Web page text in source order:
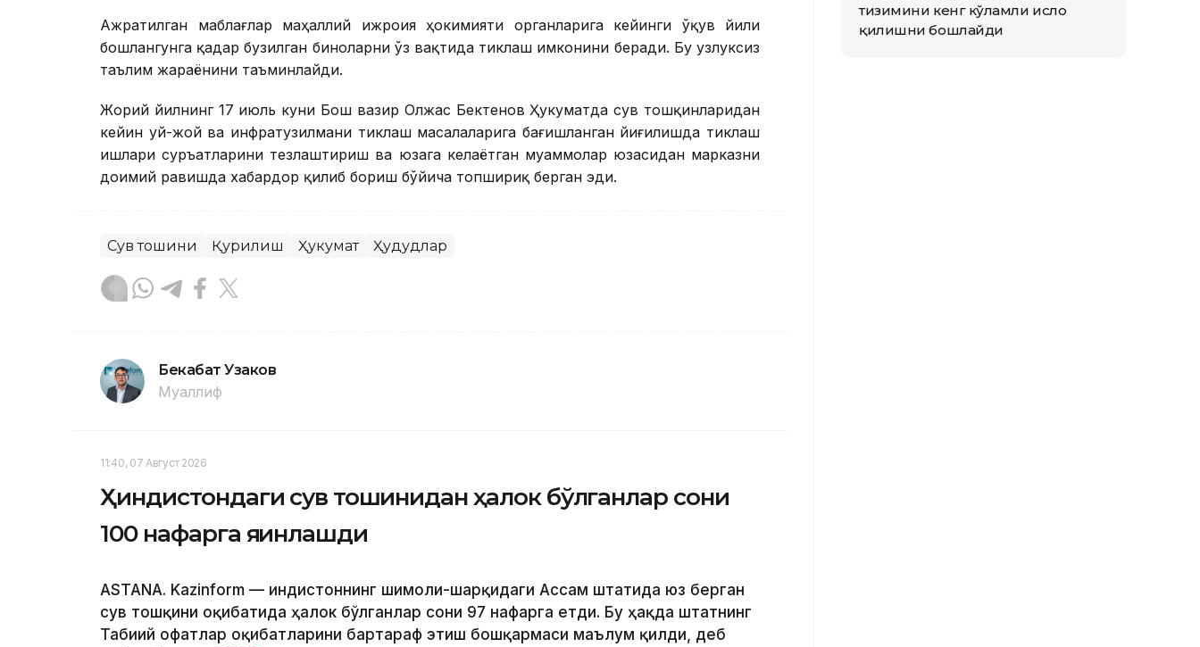
Ажратилган маблағлар маҳаллий ижроия ҳокимияти органларига кейинги ўқув йили
бошлангунга қадар бузилган биноларни ўз вақтида тиклаш имконини беради. Бу узлуксиз
таълим жараёнини таъминлайди.
Жорий йилнинг 17 июль куни Бош вазир Олжас Бектенов Ҳукуматда сув тошқинларидан
кейин уй-жой ва инфратузилмани тиклаш масалаларига бағишланган йиғилишда тиклаш
ишлари суръатларини тезлаштириш ва юзага келаётган муаммолар юзасидан марказни
доимий равишда хабардор қилиб бориш бўйича топшириқ берган эди.
Сув тошқини Қурилиш Ҳукумат Ҳудудлар
Бекабат Узаков
Муаллиф
11:40, 07 Август 2026
Ҳиндистондаги сув тошқинидан ҳалок бўлганлар сони
100 нафарга яқинлашди
ASTANA. Kazinform — Ҳиндистоннинг шимоли-шарқидаги Ассам штатида юз берган
сув тошқини оқибатида ҳалок бўлганлар сони 97 нафарга етди. Бу ҳақда штатнинг
Табиий офатлар оқибатларини бартараф этиш бошқармаси маълум қилди, деб
тизимини кенг кўламли ислоҳ
қилишни бошлайди